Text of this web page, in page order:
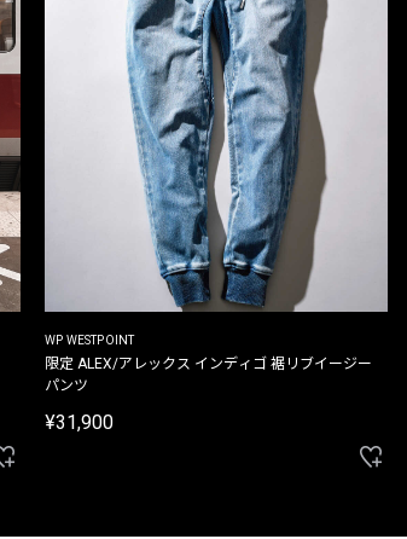
WP WESTPOINT
限定 ALEX/アレックス インディゴ 裾リブイージー
パンツ
¥31,900